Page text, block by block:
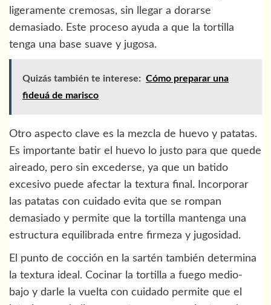
ligeramente cremosas, sin llegar a dorarse
demasiado. Este proceso ayuda a que la tortilla
tenga una base suave y jugosa.
Quizás también te interese: Cómo preparar una
fideuá de marisco
Otro aspecto clave es la mezcla de huevo y patatas.
Es importante batir el huevo lo justo para que quede
aireado, pero sin excederse, ya que un batido
excesivo puede afectar la textura final. Incorporar
las patatas con cuidado evita que se rompan
demasiado y permite que la tortilla mantenga una
estructura equilibrada entre firmeza y jugosidad.
El punto de cocción en la sartén también determina
la textura ideal. Cocinar la tortilla a fuego medio-
bajo y darle la vuelta con cuidado permite que el